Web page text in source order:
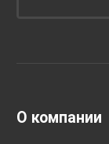
О компании